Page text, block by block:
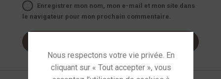
Enregistrer mon nom, mon e-mail et mon site dans
le navigateur pour mon prochain commentaire.